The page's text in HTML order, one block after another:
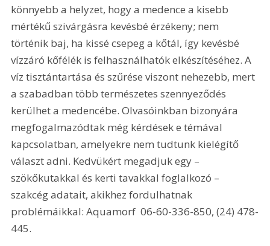
könnyebb a helyzet, hogy a medence a kisebb
mértékű szivárgásra kevésbé érzékeny; nem
történik baj, ha kissé csepeg a kőtál, így kevésbé
vízzáró kőfélék is felhasználhatók elkészítéséhez. A
víz tisztántartása és szűrése viszont nehezebb, mert
a szabadban több természetes szennyeződés
kerülhet a medencébe. Olvasóinkban bizonyára
megfogalmazódtak még kérdések e témával
kapcsolatban, amelyekre nem tudtunk kielégítő
választ adni. Kedvükért megadjuk egy –
szökőkutakkal és kerti tavakkal foglalkozó –
szakcég adatait, akikhez fordulhatnak
problémáikkal: Aquamorf  06-60-336-850, (24) 478-
445.